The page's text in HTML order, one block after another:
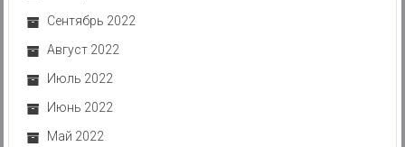
Сентябрь 2022
Август 2022
Июль 2022
Июнь 2022
Май 2022